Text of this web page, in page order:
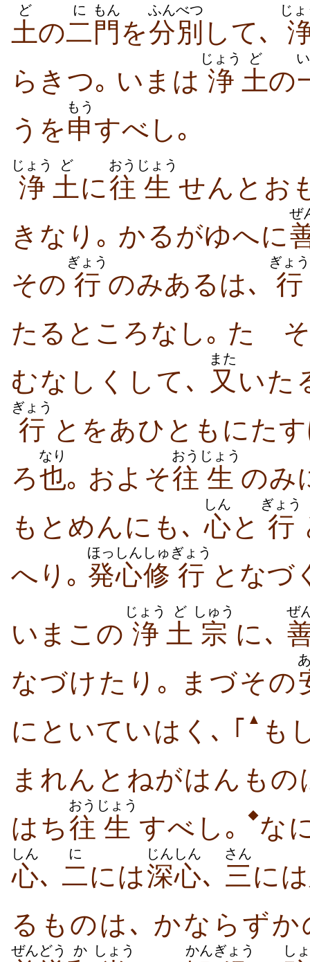
土
ど
の二
に
門
もん
を分別
ふんべつ
して､
じ
らきつ｡ いまは 浄
じょう
土
ど
の
うを申
もう
すべし｡
浄
じょう
土
ど
に往
おう
生
じょう
せんとお
きなり｡ かるがゆへに
ぜ
その 行
ぎょう
のみあるは､ 行
ぎょう
たるところなし｡ たゞ
むなしくして､
又
また
いた
行
ぎょう
とをあひともにた
ろ也
なり
｡ およそ往
おう
生
じょう
のみ
もとめんにも､ 心
しん
と 行
ぎょう
へり｡ 発心
ほっしん
修
しゅ
行
ぎょう
となづ
いまこの 浄
じょう
土
ど
宗
しゅう
に､
ぜ
なづけたり｡ まづその
にといていはく､ ｢ ▲
も
まれんとねがはんも
はち往
おう
生
じょう
すべし｡ ◆な
心
しん
､ 二
に
には深心
じんしん
､ 三
さん
には
ぜんどう か しょう かんぎょう しょ